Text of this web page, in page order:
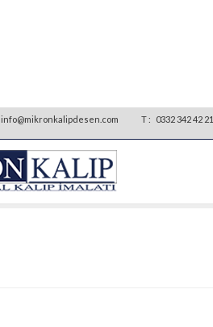
info@mikronkalipdesen.com T : 0332 342 42 21